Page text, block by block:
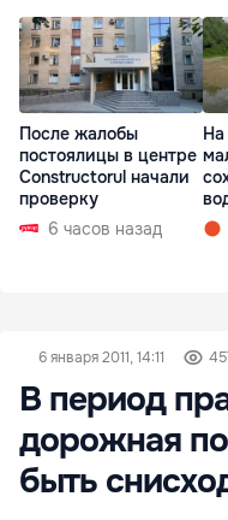
После жалобы
постоялицы в центре
Constructorul начали
проверку
6 часов назад
На
6 января 2011, 14:11
В период
дорожная
быть